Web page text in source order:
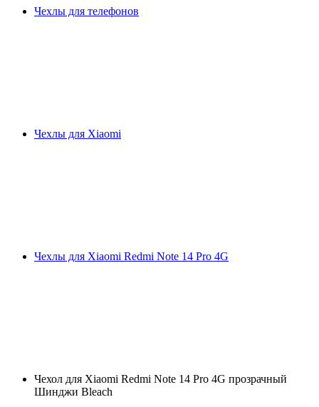
Чехлы для телефонов
Чехлы для Xiaomi
Чехлы для Xiaomi Redmi Note 14 Pro 4G
Чехол для Xiaomi Redmi Note 14 Pro 4G прозрачный
Шинджи Bleach